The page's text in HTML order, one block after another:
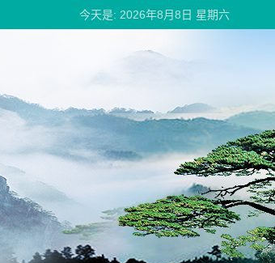
今天是: 2026年8月8日 星期六